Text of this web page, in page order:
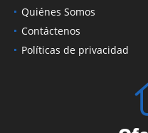
Quiénes Somos
Contáctenos
Políticas de privacidad